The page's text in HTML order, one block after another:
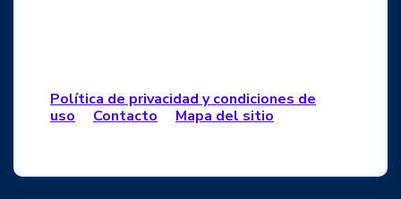
Política de privacidad y condiciones de
uso
Contacto Mapa del sitio